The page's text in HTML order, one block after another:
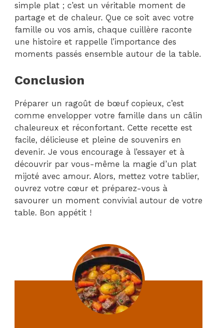
simple plat ; c’est un véritable moment de
partage et de chaleur. Que ce soit avec votre
famille ou vos amis, chaque cuillère raconte
une histoire et rappelle l’importance des
moments passés ensemble autour de la table.
Conclusion
Préparer un ragoût de bœuf copieux, c’est
comme envelopper votre famille dans un câlin
chaleureux et réconfortant. Cette recette est
facile, délicieuse et pleine de souvenirs en
devenir. Je vous encourage à l’essayer et à
découvrir par vous-même la magie d’un plat
mijoté avec amour. Alors, mettez votre tablier,
ouvrez votre cœur et préparez-vous à
savourer un moment convivial autour de votre
table. Bon appétit !